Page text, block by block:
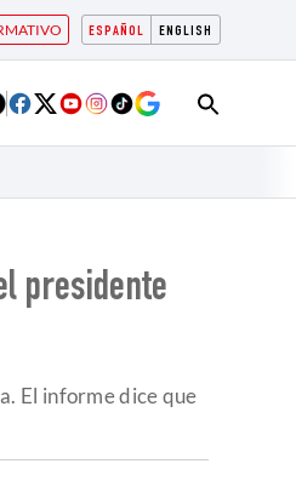
ESPAÑOL ENGLISH
presidente
El informe dice que